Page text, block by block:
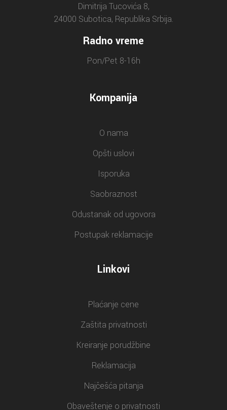
Dimitrija Tucovića 8,
24000 Subotica, Republika Srbija.
Radno vreme
Pon/Pet 8-16h
Kompanija
O nama
Opšti uslovi
Isporuka
Saobraznost
Odustanak od ugovora
Postupak reklamacije
Linkovi
Plaćanje cene
Zaštita privatnosti
Kreiranje porudžbine
Reklamacija
Najčešća pitanja
Obaveštenje o privatnosti